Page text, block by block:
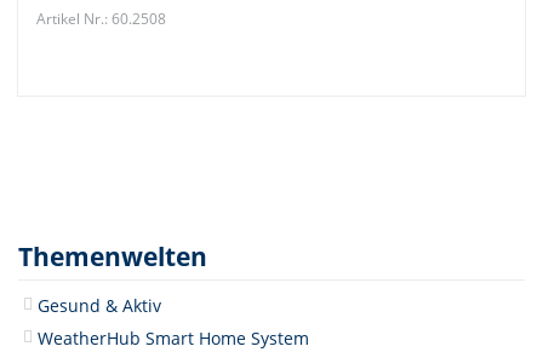
Artikel Nr.: 60.2508
Themenwelten
Gesund & Aktiv
WeatherHub Smart Home System